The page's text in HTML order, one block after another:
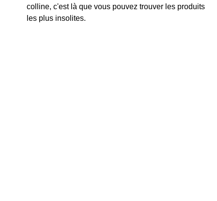
colline, c'est là que vous pouvez trouver les produits
les plus insolites.